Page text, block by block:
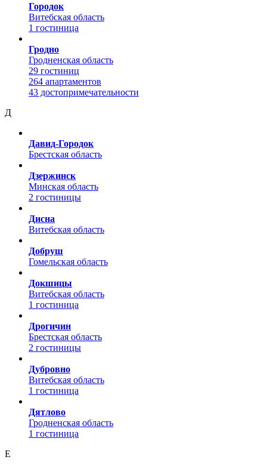
Городок
Витебская область
1 гостиница
Гродно
Гродненская область
29 гостиниц
264 апартаментов
43 достопримечательности
Д
Давид-Городок
Брестская область
Дзержинск
Минская область
2 гостиницы
Дисна
Витебская область
Добруш
Гомельская область
Докшицы
Витебская область
1 гостиница
Дрогичин
Брестская область
2 гостиницы
Дубровно
Витебская область
1 гостиница
Дятлово
Гродненская область
1 гостиница
Е